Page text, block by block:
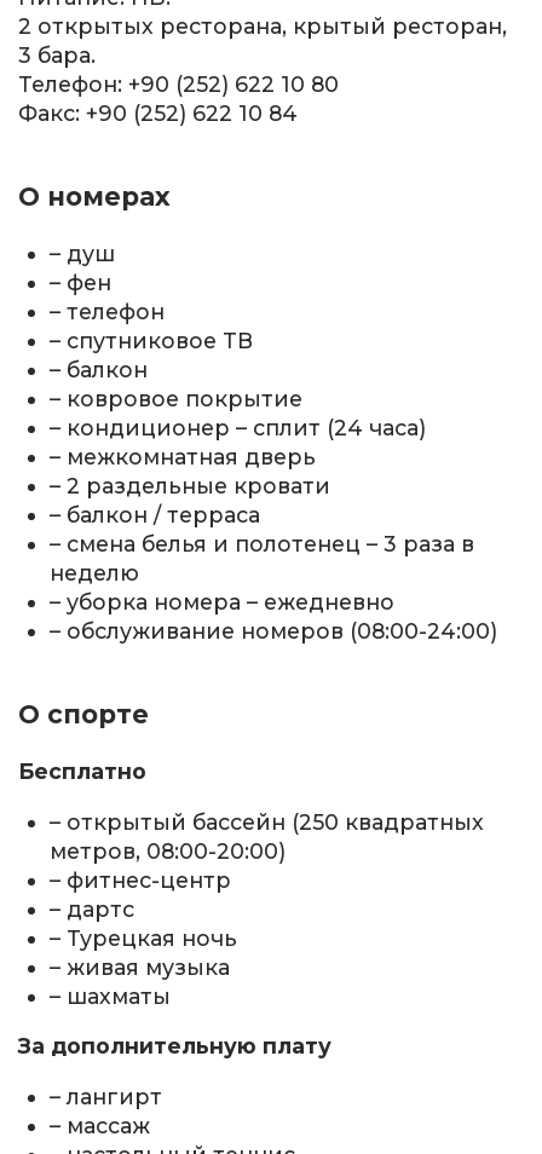
2 открытых ресторана, крытый ресторан,
3 бара.
Телефон: +90 (252) 622 10 80
Факс: +90 (252) 622 10 84
О номерах
– душ
– фен
– телефон
– спутниковое ТВ
– балкон
– ковровое покрытие
– кондиционер – сплит (24 часа)
– межкомнатная дверь
– 2 раздельные кровати
– балкон / терраса
– смена белья и полотенец – 3 раза в
неделю
– уборка номера – ежедневно
– обслуживание номеров (08:00-24:00)
О спорте
Бесплатно
– открытый бассейн (250 квадратных
метров, 08:00-20:00)
– фитнес-центр
– дартс
– Турецкая ночь
– живая музыка
– шахматы
За дополнительную плату
– лангирт
– массаж